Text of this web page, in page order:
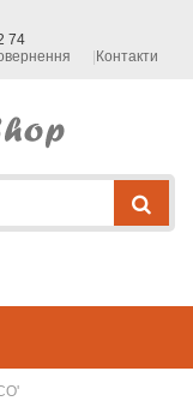
74
Контакти